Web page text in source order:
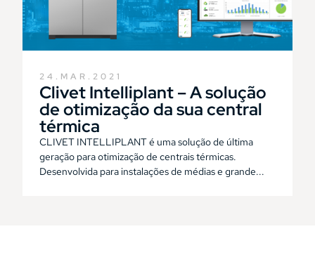
24.MAR.2021
Clivet Intelliplant – A solução
de otimização da sua central
térmica
CLIVET INTELLIPLANT é uma solução de última
geração para otimização de centrais térmicas.
Desenvolvida para instalações de médias e grande...